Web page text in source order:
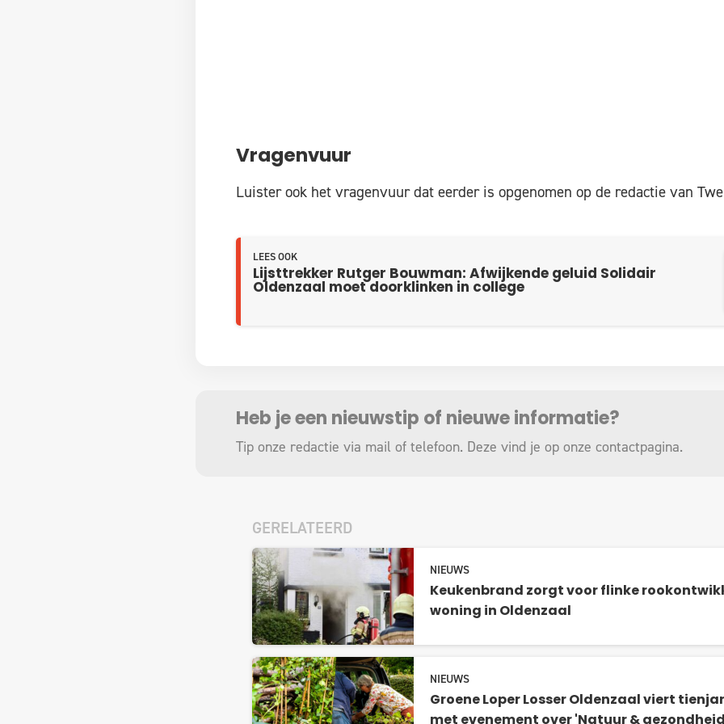
Vragenvuur
Luister ook het vragenvuur dat eerder is opgenomen op de redactie van
LEES OOK
Lijsttrekker Rutger Bouwman: Afwijkende geluid Solidair
Oldenzaal moet doorklinken in college
Heb je een nieuwstip of nieuwe informatie?
Tip onze redactie via mail of telefoon. Deze vind je op onze contactpagina.
GERELATEERD
NIEUWS
Keukenbrand zorgt voor flinke
woning in Oldenzaal
NIEUWS
Groene Loper Losser Oldenzaal viert
met evenement over 'Natuur &